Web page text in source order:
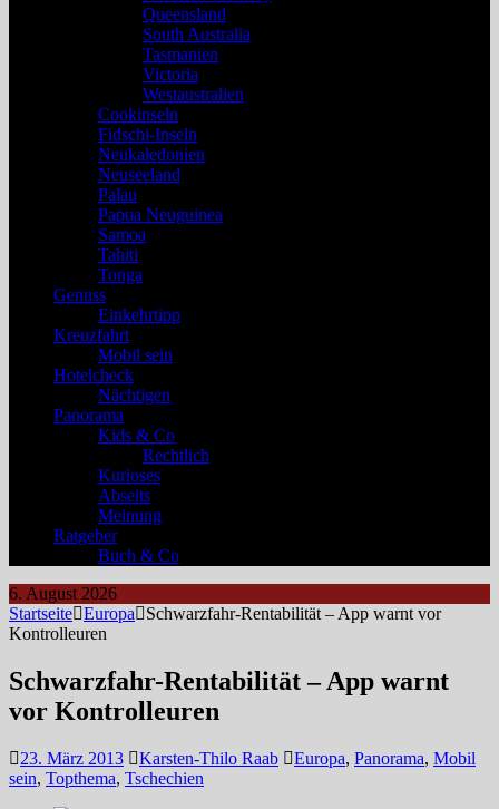
Queensland
South Australia
Tasmanien
Victoria
Westaustralien
Cookinseln
Fidschi-Inseln
Neukaledonien
Neuseeland
Palau
Papua Neuguinea
Samoa
Tahiti
Tonga
Genuss
Einkehrtipp
Kreuzfahrt
Mobil sein
Hotelcheck
Nächtigen
Panorama
Kids & Co
Rechtlich
Kurioses
Abseits
Meinung
Ratgeber
Buch & Co
6. August 2026
Startseite Europa
Schwarzfahr-Rentabilität – App warnt vor
Kontrolleuren
Schwarzfahr-Rentabilität – App warnt
vor Kontrolleuren
23. März 2013 Karsten-Thilo Raab Europa, Panorama, Mobil
sein, Topthema, Tschechien